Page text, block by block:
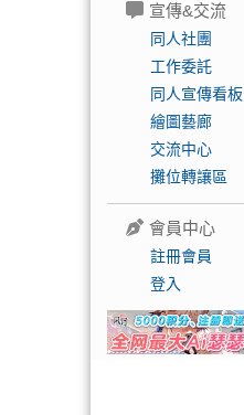
宣傳&交流
同人社團
工作委託
同人宣傳看板
繪圖藝廊
交流中心
攤位轉讓區
會員中心
註冊會員
登入